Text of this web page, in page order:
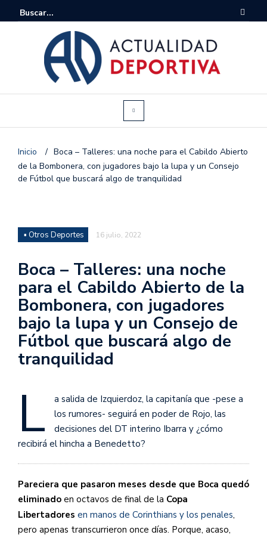
Inicio / Boca – Talleres: una noche para el Cabildo Abierto
de la Bombonera, con jugadores bajo la lupa y un Consejo
de Fútbol que buscará algo de tranquilidad
▪ Otros Deportes 16 julio, 2022
Boca – Talleres: una noche
para el Cabildo Abierto de la
Bombonera, con jugadores
bajo la lupa y un Consejo de
Fútbol que buscará algo de
tranquilidad
L
a salida de Izquierdoz, la capitanía que -pese a
los rumores- seguirá en poder de Rojo, las
decisiones del DT interino Ibarra y ¿cómo
recibirá el hincha a Benedetto?
Pareciera que pasaron meses desde que Boca quedó
eliminado en octavos de final de la Copa
Libertadores en manos de Corinthians y los penales,
pero apenas transcurrieron once días. Porque, acaso,